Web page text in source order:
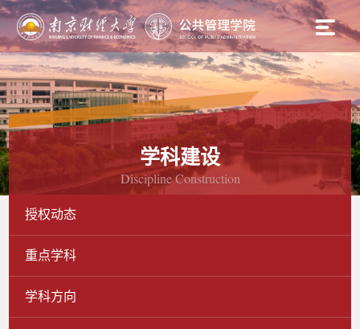
学科建设
Discipline Construction
授权动态
重点学科
学科方向